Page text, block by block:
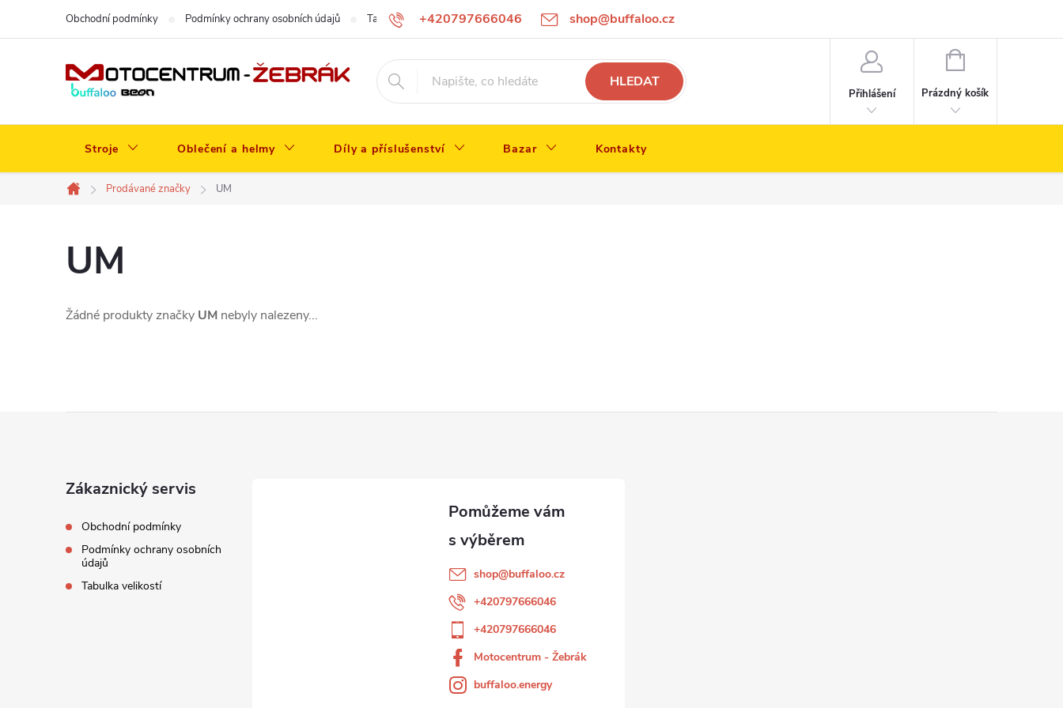
+420797666046 shop@buffaloo.cz
Obchodní podmínky Podmínky ochrany osobních údajů Tabulka velikostí
HLEDAT
Přihlášení
NÁKUPNÍ
Prázdný košík
Stroje Oblečení a helmy Díly a příslušenství Bazar Kontakty
Domů
Prodávané značky UM
UM
Žádné produkty značky UM nebyly nalezeny...
Zákaznický servis
Obchodní podmínky
Podmínky ochrany osobních
údajů
Tabulka velikostí
shop@buffaloo.cz
+420797666046
+420797666046
Motocentrum - Žebrák
buffaloo.energy